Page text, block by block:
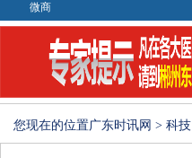
微商
您现在的位置广东时讯网 > 科技